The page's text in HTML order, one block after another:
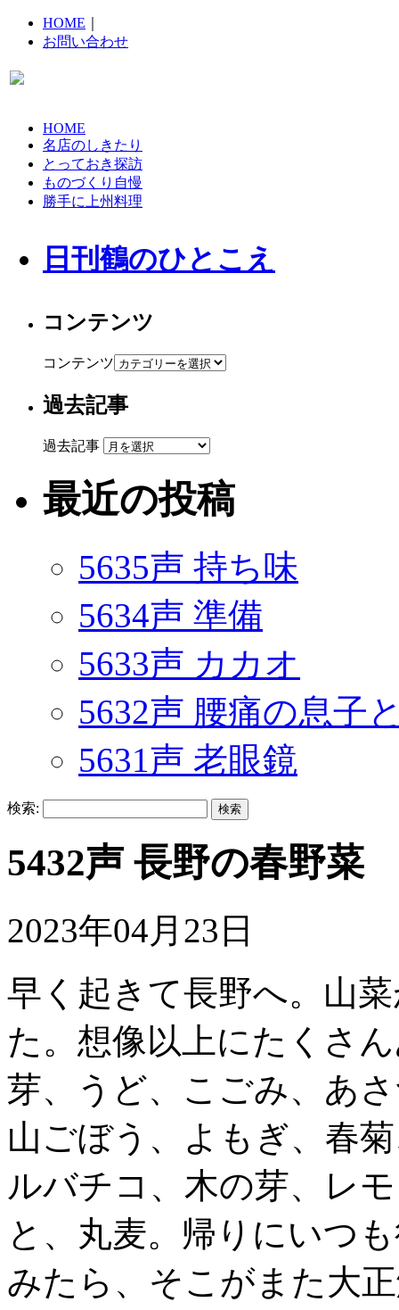
HOME
お問い合わせ
HOME
名店のしきたり
とっておき探訪
ものづくり自慢
勝手に上州料理
日刊鶴のひとこえ
コンテンツ
コンテンツ
過去記事
過去記事
最近の投稿
5635声 持ち味
5634声 準備
5633声 カカオ
5632声 腰痛の息子
5631声 老眼鏡
検索:
5432声 長野の春野菜
2023年04月23日
早く起きて長野へ。山
た。想像以上にたくさ
芽、うど、こごみ、あ
山ごぼう、よもぎ、春
ルバチコ、木の芽、レ
と、丸麦。帰りにいつ
みたら、そこがまた大